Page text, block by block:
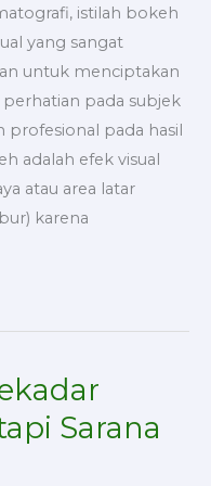
istilah bokeh
yang sangat
untuk menciptakan
pada subjek
profesional pada hasil
adalah efek visual
atau area latar
karena
Sarana